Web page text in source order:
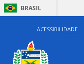
BRASIL
ACESSIBILIDADE